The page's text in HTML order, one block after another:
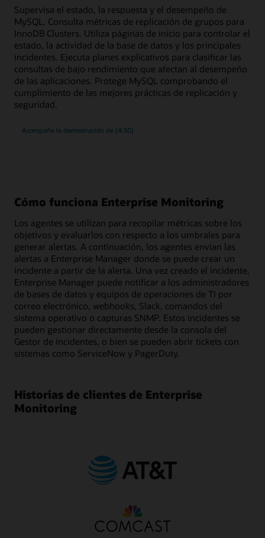
500
métricas
Supervisa el estado, la respuesta y el desempeño de
MySQL. Consulta métricas de replicación de grupos para
InnoDB Clusters. Utiliza páginas de inicio para controlar el
estado, la actividad de la base de datos y los principales
incidentes. Ejecuta planes explicativos para clasificar las
consultas de bajo rendimiento que afectan al desempeño
de las aplicaciones. Protege MySQL comprobando el
cumplimiento de las mejores prácticas de replicación y
seguridad.
Acompaña la demostración de (4:30)
Cómo funciona Enterprise Monitoring
Los agentes se utilizan para recopilar métricas sobre los
objetivos y evaluarlos con respecto a los umbrales para
generar alertas. A continuación, los agentes envían las
alertas a Enterprise Manager donde se puede crear un
incidente a partir de la alerta. Una vez creado el incidente,
Enterprise Manager puede notificar a los administradores
de bases de datos y equipos de operaciones de TI por
correo electrónico, webhooks, Slack, comandos del
sistema operativo o capturas SNMP. Estos incidentes se
pueden gestionar directamente desde la consola del
Gestor de incidentes, o bien se pueden abrir tickets con
sistemas como ServiceNow y PagerDuty.
Historias de clientes de Enterprise
Monitoring